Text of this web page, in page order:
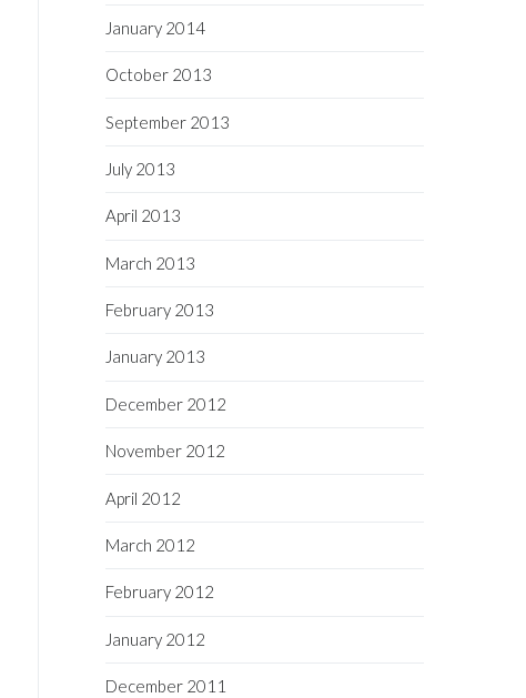
January 2014
October 2013
September 2013
July 2013
April 2013
March 2013
February 2013
January 2013
December 2012
November 2012
April 2012
March 2012
February 2012
January 2012
December 2011